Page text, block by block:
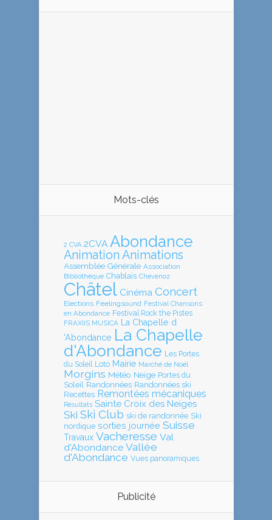
Mots-clés
2 CVA 2CVA Abondance
Animation Animations
Assemblée Générale Association
Bibliothèque Chablais Chevenoz
Châtel Cinéma Concert
Elections Feelingsound Festival Chansons
en Abondance Festival Rock the Pistes
FRAXIIS MUSICA
La Chapelle d
'Abondance La Chapelle
d'Abondance Les Portes
du Soleil Loto Mairie Marché de Noël
Morgins Météo Neige Portes du
Soleil Randonnées Randonnées ski
Recettes Remontées mécaniques
Résultats Sainte Croix des Neiges
Ski Ski Club ski de randonnée Ski
nordique sorties journée Suisse
Travaux Vacheresse Val
d'Abondance Vallée
d'Abondance Vues panoramiques
Publicité